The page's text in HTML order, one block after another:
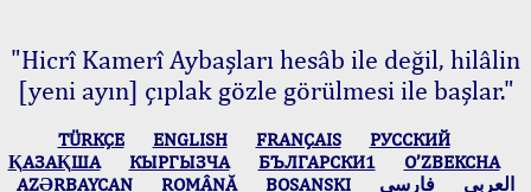
"Hicrî Kamerî Aybaşları hesâb ile değil, hilâlin
[yeni ayın] çıplak gözle görülmesi ile başlar."
TÜRKÇE ENGLISH FRANÇAIS
РУССКИЙ
ҚАЗАҚША
КЫPГЫЗЧA БЪЛГАРСКИ1
O’ZBEKCHA
AZӘRBAYCAN
ROMÂNĂ BOSANSKI العربي فارسی